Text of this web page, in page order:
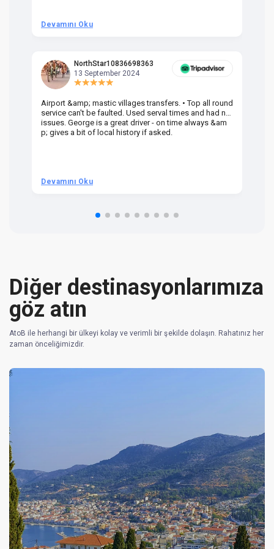
Devamını Oku
NorthStar10836698363
13 September 2024
Airport &amp; mastic villages transfers. • Top all round
service can't be faulted. Used serval times and had no
issues. George is a great driver - on time always &am
p; gives a bit of local history if asked.
Devamını Oku
Diğer destinasyonlarımıza
göz atın
AtoB ile herhangi bir ülkeyi kolay ve verimli bir şekilde dolaşın. Rahatınız her
zaman önceliğimizdir.